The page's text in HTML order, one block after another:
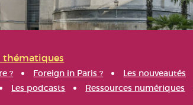
thématiques
? Foreign in Paris ? Les nouveautés
Les podcasts Ressources numériques